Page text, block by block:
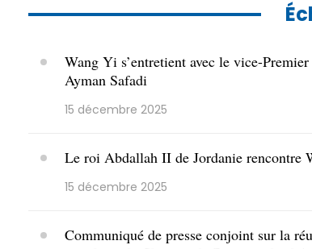
Wang Yi s’entretient avec le vice-
Ayman Safadi
15 décembre 2025
Le roi Abdallah II de Jordanie rencontre
15 décembre 2025
Communiqué de presse conjoint sur la